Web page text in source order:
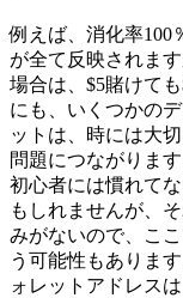
例えば、消化率100
が全て反映されま
場合は、$5賭けて
にも、いくつかの
ットは、時には大
問題につながりま
初心者には慣れて
もしれませんが、
みがないので、こ
う可能性もありま
ォレットアドレス